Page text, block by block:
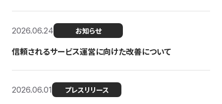
2026.06.24 お知らせ
信頼されるサービス運営に向けた改善について
2026.06.01 プレスリリース